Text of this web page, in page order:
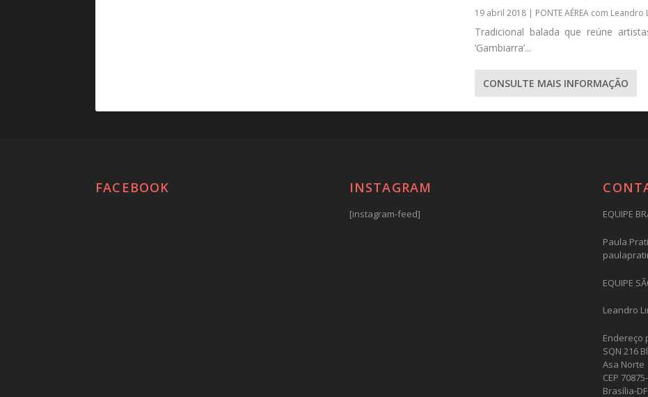
19 abril 2018 | PONTE AÉREA com Leandro
Tradicional balada que reúne
‘Gambiarra’...
CONSULTE MAIS INFORMAÇÃO
FACEBOOK INSTAGRAM
[instagram-feed] EQUIPE
Paula
EQUIPE
Leandro
Endereço
SQN 216
Asa Norte
CEP
Brasília-DF